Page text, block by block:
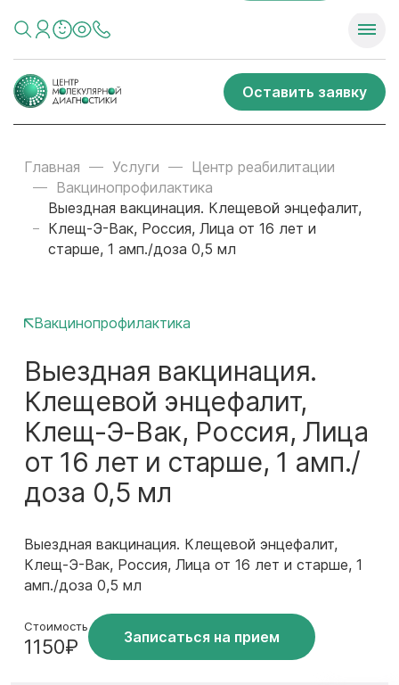
Оставить заявку
Главная Услуги
Центр реабилитации
Вакцинопрофилактика
Выездная вакцинация. Клещевой энцефалит,
Клещ-Э-Вак, Россия, Лица от 16 лет и
старше, 1 амп./доза 0,5 мл
Вакцинопрофилактика
Выездная вакцинация.
Клещевой энцефалит,
Клещ-Э-Вак, Россия, Лица
от 16 лет и старше, 1 амп./
доза 0,5 мл
Выездная вакцинация. Клещевой энцефалит,
Клещ-Э-Вак, Россия, Лица от 16 лет и старше, 1
амп./доза 0,5 мл
Стоимость
1150₽ Записаться на прием